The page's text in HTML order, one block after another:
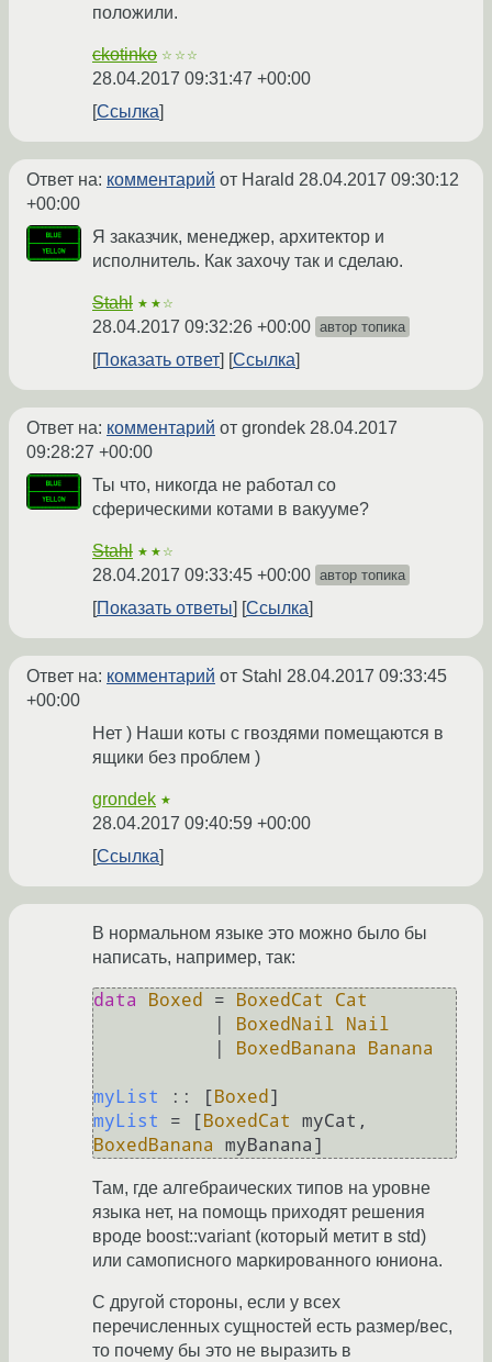
положили.
ckotinko ☆☆☆
28.04.2017 09:31:47 +00:00
Ссылка
Ответ на: комментарий от Harald 28.04.2017 09:30:12
+00:00
Я заказчик, менеджер, архитектор и
исполнитель. Как захочу так и сделаю.
Stahl ★★☆
28.04.2017 09:32:26 +00:00 автор топика
Показать ответ Ссылка
Ответ на: комментарий от grondek 28.04.2017
09:28:27 +00:00
Ты что, никогда не работал со
сферическими котами в вакууме?
Stahl ★★☆
28.04.2017 09:33:45 +00:00 автор топика
Показать ответы Ссылка
Ответ на: комментарий от Stahl 28.04.2017 09:33:45
+00:00
Нет ) Наши коты с гвоздями помещаются в
ящики без проблем )
grondek ★
28.04.2017 09:40:59 +00:00
Ссылка
В нормальном языке это можно было бы
написать, например, так:
data Boxed = BoxedCat
Cat
BoxedNail
Nail
BoxedBanana Banana
myList :: [ Boxed
myList
= [ BoxedCat
BoxedBanana
Там, где алгебраических типов на уровне
языка нет, на помощь приходят решения
вроде boost::variant (который метит в std)
или самописного маркированного юниона.
С другой стороны, если у всех
перечисленных сущностей есть размер/вес,
то почему бы это не выразить в